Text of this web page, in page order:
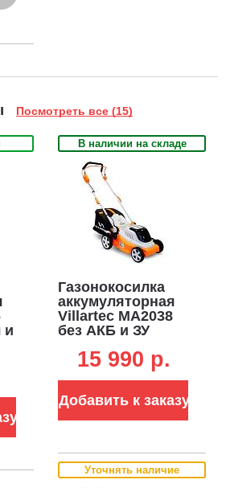
Посмотреть все (15)
и
В наличии на складе
Газонокосилка
аккумуляторная
Villartec MA2038
без АКБ и ЗУ
BL, 38 см,
пластик, 40 л, 14
15 990 p.
Добавить к заказу
Уточнять наличие